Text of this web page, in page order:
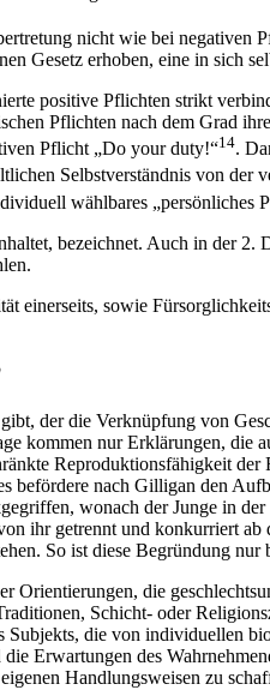
nicht wie bei negativen
Gesetz erhoben, eine in sich
positive Pflichten strikt
Pflichten nach dem Grad
Pflicht „Do your duty!“14.
Selbstverständnis von
wählbares „persönliches
bezeichnet. Auch in der
einerseits, sowie
der die Verknüpfung von
kommen nur Erklärungen, die
Reproduktionsfähigkeit
nach Gilligan den
wonach der Junge in
ihr getrennt und konkurriert
So ist diese Begründung nur
die
Schicht- oder
die von individuellen
Erwartungen des
Handlungsweisen zu